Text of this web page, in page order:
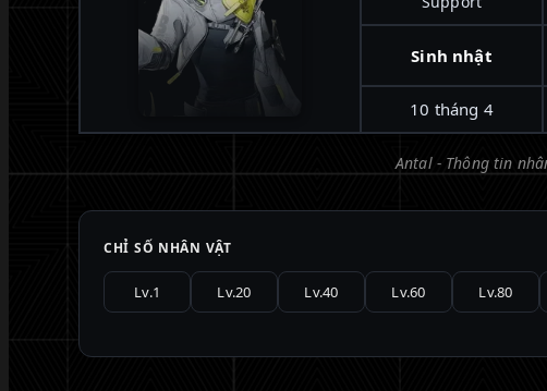
Sinh nhật
10 tháng 4
Antal - Thông tin
CHỈ SỐ NHÂN VẬT
Lv.1 Lv.20 Lv.40 Lv.60 Lv.80